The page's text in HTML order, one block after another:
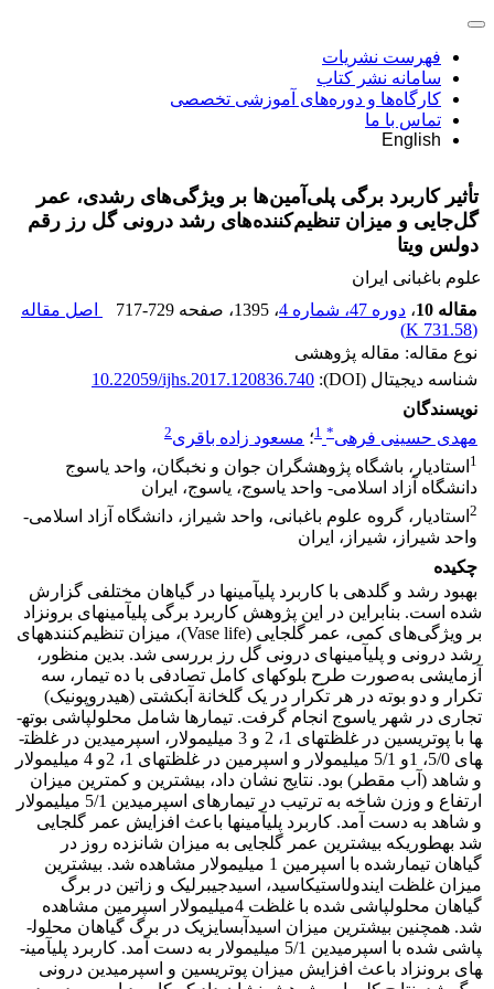
فهرست نشریات
سامانه نشر کتاب
کارگاه‌ها و دوره‌های آموزشی تخصصی
تماس با ما
English
تأثیر کاربرد برگی پلی‌آمین‌ها بر ویژگی‌های رشدی، عمر
گل‌جایی و میزان تنظیم‌کننده‌های رشد درونی گل رز رقم
دولس ویتا
علوم باغبانی ایران
مقاله 10
، دوره 47، شماره 4 ، 1395 ، صفحه 717-729
اصل مقاله
(
731.58 K
)
نوع مقاله: مقاله پژوهشی
شناسه دیجیتال (DOI):
10.22059/ijhs.2017.120836.740
نویسندگان
مهدی حسینی فرهی*
1؛ مسعود زاده باقری2
1 استادیار، باشگاه پژوهشگران جوان و نخبگان، واحد یاسوج
دانشگاه آزاد اسلامی- واحد یاسوج، یاسوج، ایران
2 استادیار، گروه علوم باغبانی، واحد شیراز، دانشگاه آزاد اسلامی-
واحد شیراز، شیراز، ایران
چکیده
بهبود رشد و گلدهی با کاربرد پلی­آمین­ها در گیاهان مختلفی گزارش
شده ­است. بنابراین در این پژوهش کاربرد برگی پلی­آمین­های برون­زاد
بر ویژگی‌های کمی، عمر گل­جایی (Vase life)، میزان تنظیم‌کننده­های
رشد درونی و پلی­آمین­های درونی گل رز بررسی شد. بدین منظور،
آزمایشی به‌صورت طرح بلوک­های کامل تصادفی با ده تیمار، سه
تکرار و دو بوته در هر تکرار در یک گلخانة آبکشتی (هیدروپونیک)
تجاری در شهر یاسوج انجام گرفت. تیمارها شامل محلول­پاشی بوته­
ها با پوتریسین در غلظت­های 1، 2 و 3 میلی­مولار، اسپرمیدین در غلظت­
های 5/0، 1و 5/1 میلی­مولار و اسپرمین در غلظت­های 1، 2و 4 میلی­مولار
و شاهد (آب مقطر) بود. نتایج نشان داد، بیشترین و کمترین میزان
ارتفاع و وزن شاخه به ترتیب در تیمارهای اسپرمیدین 5/1 میلی­مولار
و شاهد به دست آمد. کاربرد پلی­آمین­ها باعث افزایش عمر گل­جایی
شد به­طوری­که بیشترین عمر گل­جایی به میزان شانزده روز در
گیاهان تیمارشده با اسپرمین 1 میلی­مولار مشاهده شد. بیشترین
میزان غلظت ایندول­استیک­­اسید، اسیدجیبرلیک و زاتین در برگ
گیاهان محلول­پاشی شده با غلظت 4میلی­مولار اسپرمین مشاهده
شد. همچنین بیشترین میزان اسیدآبسایزیک در برگ گیاهان محلول­
پاشی شده با اسپرمیدین 5/1 میلی­مولار به دست آمد. کاربرد پلی­آمین­
های برون­زاد باعث افزایش میزان پوتریسین و اسپرمیدین درونی